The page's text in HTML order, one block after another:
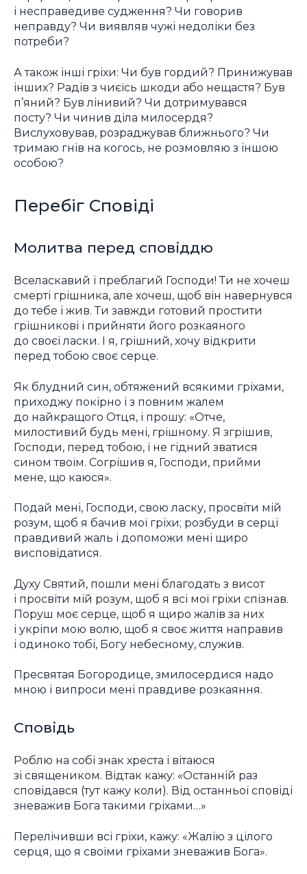
і несправедиве судження? Чи говорив
неправду? Чи виявляв чужі недоліки без
потреби?
А також інші гріхи: Чи був гордий? Принижував
інших? Радів з чиєїсь шкоди або нещастя? Був
п’яний? Був лінивий? Чи дотримувався
посту? Чи чинив діла милосердя?
Вислуховував, розраджував ближнього? Чи
тримаю гнів на когось, не розмовляю з іншою
особою?
Перебіг Сповіді
Молитва перед сповіддю
Вселаскавий і преблагий Господи! Ти не хочеш
смерті грішника, але хочеш, щоб він навернувся
до тебе і жив. Ти завжди готовий простити
грішникові і прийняти його розкаяного
до своєї ласки. І я, грішний, хочу відкрити
перед тобою своє серце.
Як блудний син, обтяжений всякими гріхами,
приходжу покірно і з повним жалем
до найкращого Отця, і прошу: «Отче,
милостивий будь мені, грішному. Я згрішив,
Господи, перед тобою, і не гідний зватися
сином твоїм. Согрішив я, Господи, прийми
мене, що каюся».
Подай мені, Господи, свою ласку, просвіти мій
розум, щоб я бачив мої гріхи; розбуди в серці
правдивий жаль і допоможи мені щиро
висповідатися.
Духу Святий, пошли мені благодать з висот
і просвіти мій розум, щоб я всі мої гріхи спізнав.
Поруш моє серце, щоб я щиро жалів за них
і укріпи мою волю, щоб я своє життя направив
і одиноко тобі, Богу небесному, служив.
Пресвятая Богородице, змилосердися надо
мною і випроси мені правдиве розкаяння.
Сповідь
Роблю на собі знак хреста і вітаюся
зі священиком. Відтак кажу: «Останній раз
сповідався (тут кажу коли). Від останньої сповіді
зневажив Бога такими гріхами…»
Перелічивши всі гріхи, кажу: «Жалію з цілого
серця, що я своїми гріхами зневажив Бога».